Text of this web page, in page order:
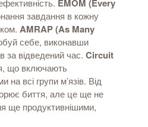
EMOM (Every
завдання в кожну
AMRAP (As Many
себе, виконавши
за відведений час. Circuit
що включають
на всі групи м’язів. Від
биття, але це ще не
ще продуктивнішими,